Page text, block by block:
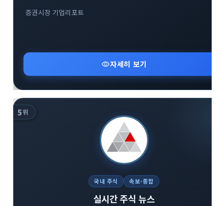
증권시장 기업리포트
visibility자세히 보기
5위
국내 주식 속보·종합
실시간 주식 뉴스